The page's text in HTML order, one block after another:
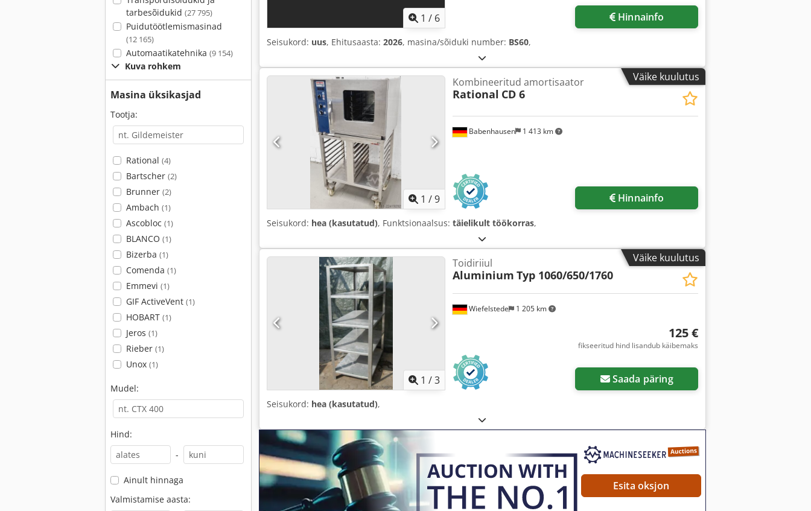
tarbesõidukid (27 795)
Puidutöötlemismasinad
(12 165)
Automaatikatehnika (9 154)
Kuva rohkem
Masina üksikasjad
Tootja:
Rational (4)
Bartscher (2)
Brunner (2)
Ambach (1)
Ascobloc (1)
BLANCO (1)
Bizerba (1)
Comenda (1)
Emmevi (1)
GIF ActiveVent (1)
HOBART (1)
Jeros (1)
Rieber (1)
Unox (1)
Mudel:
Hind:
-
Ainult hinnaga
Valmistamise aasta:
1 / 6 Hinnainfo
Seisukord: uus, Ehitusaasta: 2026, masina/sõiduki number: BS60,
Väike kuulutus
1 /9
Babenhausen 1 413 km
Kombineeritud amortisaator
Rational CD 6
Hinnainfo
Seisukord: hea (kasutatud), Funktsionaalsus: täielikult töökorras,
Väike kuulutus
1 /3
Wiefelstede 1 205 km
Toidiriiul
Aluminium Typ 1060/650/1760
125 €
fikseeritud hind lisandub käibemaks
Saada päring
Seisukord: hea (kasutatud),
Esita oksjon